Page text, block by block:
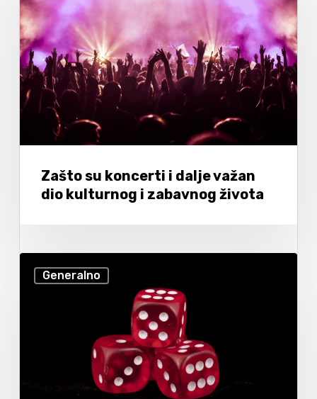
Zašto su koncerti i dalje važan
dio kulturnog i zabavnog života
Generalno